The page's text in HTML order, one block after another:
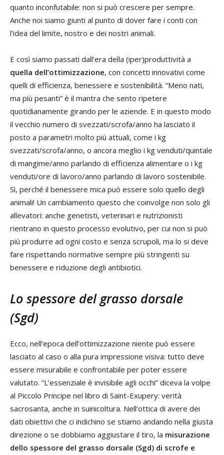
quanto inconfutabile: non si può crescere per sempre.
Anche noi siamo giunti al punto di dover fare i conti con
l’idea del limite, nostro e dei nostri animali.
E così siamo passati dall’era della (iper)produttività a
quella dell’ottimizzazione, con concetti innovativi come
quelli di efficienza, benessere e sostenibilità. “Meno nati,
ma più pesanti” è il mantra che sento ripetere
quotidianamente girando per le aziende. E in questo modo
il vecchio numero di svezzati/scrofa/anno ha lasciato il
posto a parametri molto più attuali, come i kg
svezzati/scrofa/anno, o ancora meglio i kg venduti/quintale
di mangime/anno parlando di efficienza alimentare o i kg
venduti/ore di lavoro/anno parlando di lavoro sostenibile.
Sì, perché il benessere mica può essere solo quello degli
animali! Un cambiamento questo che coinvolge non solo gli
allevatori: anche genetisti, veterinari e nutrizionisti
rientrano in questo processo evolutivo, per cui non si può
più produrre ad ogni costo e senza scrupoli, ma lo si deve
fare rispettando normative sempre più stringenti su
benessere e riduzione degli antibiotici.
Lo spessore del grasso dorsale
(Sgd)
Ecco, nell’epoca dell’ottimizzazione niente può essere
lasciato al caso o alla pura impressione visiva: tutto deve
essere misurabile e confrontabile per poter essere
valutato. “L’essenziale è invisibile agli occhi” diceva la volpe
al Piccolo Principe nel libro di Saint-Exupery: verità
sacrosanta, anche in suinicoltura. Nell’ottica di avere dei
dati obiettivi che ci indichino se stiamo andando nella giusta
direzione o se dobbiamo aggiustare il tiro, la misurazione
dello spessore del grasso dorsale (Sgd) di scrofe e